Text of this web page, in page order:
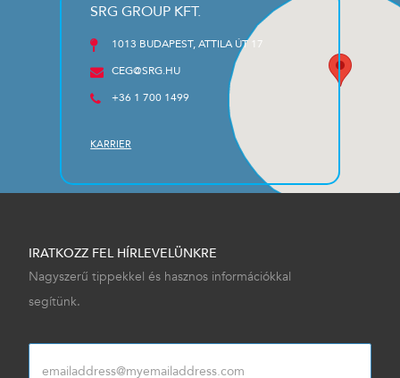
SRG GROUP KFT.
1013 BUDAPEST, ATTILA ÚT 17
CEG@SRG.HU
+36 1 700 1499
KARRIER
IRATKOZZ FEL HÍRLEVELÜNKRE
Nagyszerű tippekkel és hasznos információkkal
segítünk.